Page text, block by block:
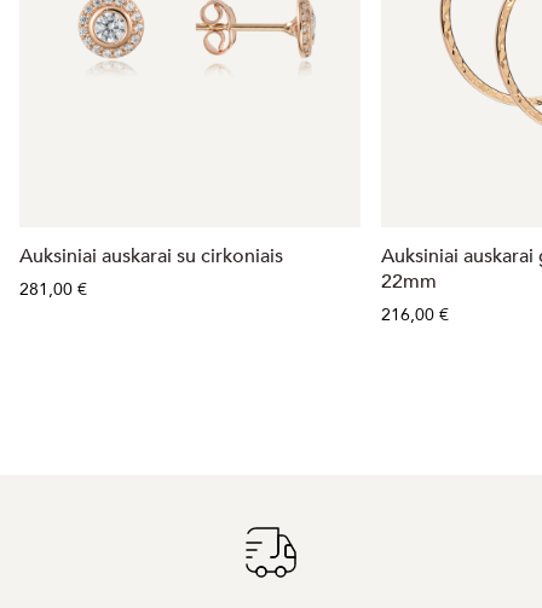
Auksiniai auskarai su cirkoniais
281,00 €
Auksiniai
22mm
216,00 €